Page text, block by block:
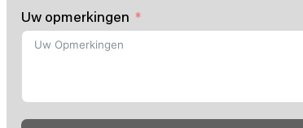
Uw opmerkingen